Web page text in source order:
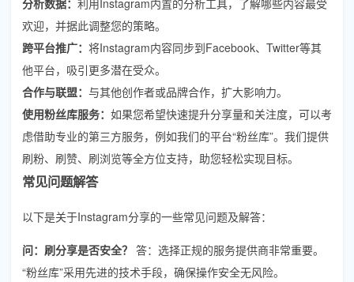
欢迎，并据此调整您的策略。
跨平台推广： 将Instagram内容同步到Facebook、Twitter等其
他平台，吸引更多潜在受众。
合作与联盟： 与其他创作者或品牌合作，扩大影响力。
使用粉丝库服务： 如果您希望快速提升分享量和关注度，可以考
虑借助专业的第三方服务，例如我们的平台“粉丝库”。我们提供
刷粉、刷赞、刷浏览等全方位支持，助您轻松实现目标。
常见问题解答
以下是关于Instagram分享的一些常见问题及解答：
问：刷分享是否安全？ 答：选择正规的服务提供商非常重要。
“粉丝库”采用先进的技术手段，确保操作安全无风险。